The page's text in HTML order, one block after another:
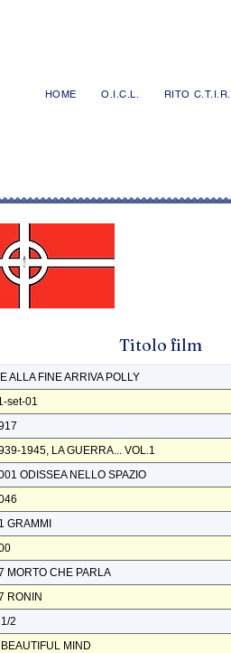
HOME O.I.C.L. RITO C.T.I.R.
Titolo film
ALLA FINE ARRIVA POLLY
set-01
1945, LA GUERRA... VOL.1
ODISSEA NELLO SPAZIO
GRAMMI
MORTO CHE PARLA
RONIN
2
BEAUTIFUL MIND